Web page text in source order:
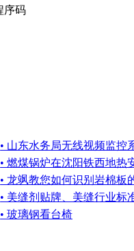
• 山东水务局无线视频监控
• 燃煤锅炉在沈阳铁西地热
• 龙飒教您如何识别岩棉板
• 美缝剂贴牌、美缝行业标
• 玻璃钢看台椅